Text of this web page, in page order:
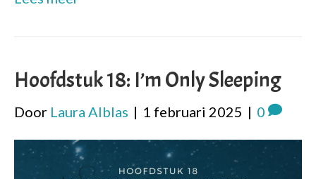
Hoofdstuk 18: I’m Only Sleeping
Door Laura Alblas | 1 februari 2025 | 0